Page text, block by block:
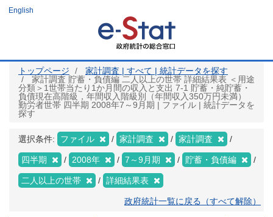
ツ
English
トップページ
家計調査 | すべて | 統計データを探す
家計調査 貯蓄・負債編 二人以上の世帯 詳細結果表 ＜用途
分類＞1世帯当たり1か月間の収入と支出 7-1 貯蓄・純貯蓄・
負債現在高階級，年間収入階級別（年間収入350万円未満）
勤労者世帯 四半期 2008年7～9月期 | ファイル | 統計データを
探す
選択条件: ファイル 家計調査 家計調査
四半期 2008年 7～9月期 貯蓄・負債編
二人以上の世帯 詳細結果表
政府統計一覧に戻る（すべて解除）